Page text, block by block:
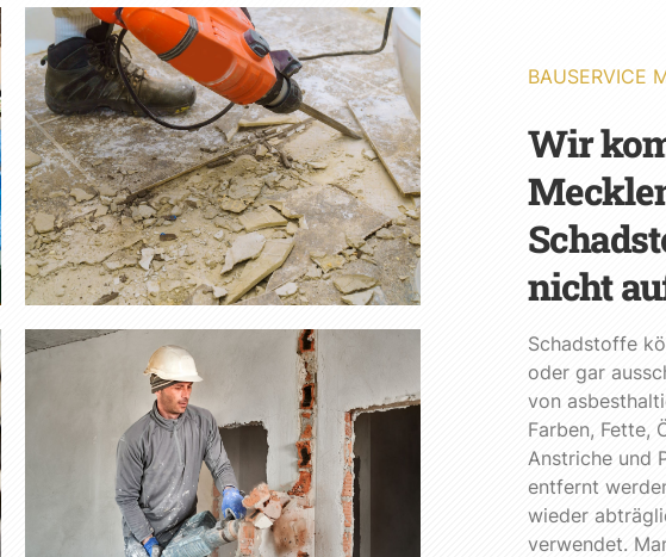
BAUSERVICE
Wir
nicht
Schadstoffe
oder gar
von
Farben, Fette,
Anstriche und
entfernt
wieder
verwendet.